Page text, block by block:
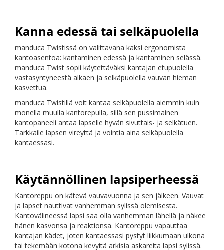
Kanna edessä tai selkäpuolella
manduca Twistissä on valittavana kaksi ergonomista
kantoasentoa: kantaminen edessä ja kantaminen selässä.
manduca Twist sopii käytettäväksi kantajan etupuolella
vastasyntyneestä alkaen ja selkäpuolella vauvan hieman
kasvettua.
manduca Twistillä voit kantaa selkäpuolella aiemmin kuin
monella muulla kantorepulla, sillä sen pussimainen
kantopaneeli antaa lapselle hyvän sivuttais- ja selkätuen.
Tarkkaile lapsen vireyttä ja vointia aina selkäpuolella
kantaessasi.
Käytännöllinen lapsiperheessä
Kantoreppu on kätevä vauvavuonna ja sen jälkeen. Vauvat
ja lapset nauttivat vanhemman sylissä olemisesta.
Kantovälineessä lapsi saa olla vanhemman lähellä ja näkee
hänen kasvonsa ja reaktionsa. Kantoreppu vapauttaa
kantajan kädet, joten kantaessasi pystyt liikkumaan ulkona
tai tekemään kotona kevyitä arkisia askareita lapsi sylissä.